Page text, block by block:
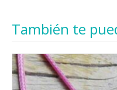
También te